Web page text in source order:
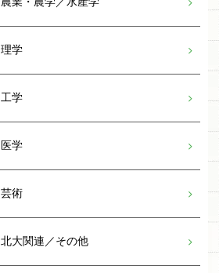
理学
工学
医学
芸術
北大関連／その他